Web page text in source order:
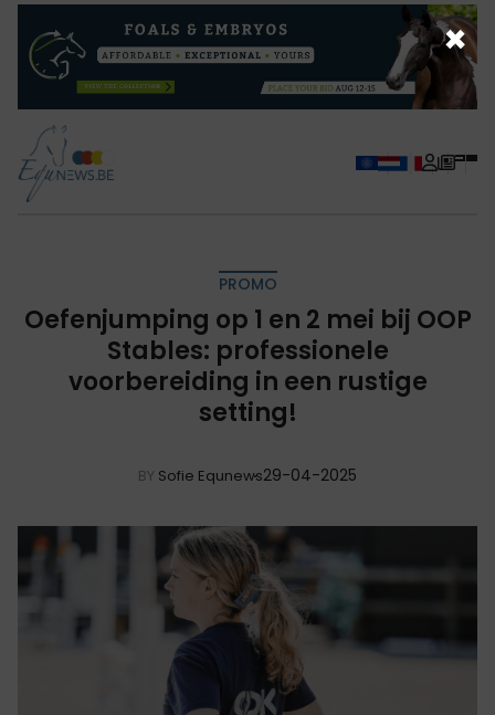
PROMO
Oefenjumping op 1 en 2 mei bij OOP
Stables: professionele
voorbereiding in een rustige
setting!
BY Sofie Equnews29-04-2025
×